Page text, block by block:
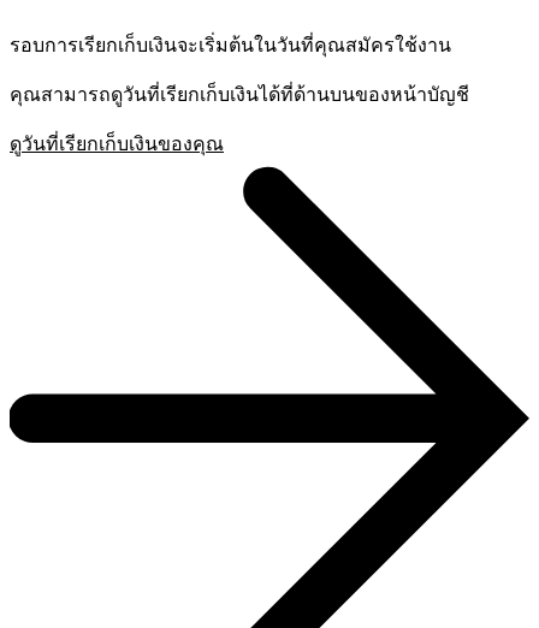
รอบการเรียกเก็บเงินจะเริ่มต้นในวันที่คุณสมัครใช้งาน
คุณสามารถดูวันที่เรียกเก็บเงินได้ที่ด้านบนของหน้าบัญชี
ดูวันที่เรียกเก็บเงินของคุณ